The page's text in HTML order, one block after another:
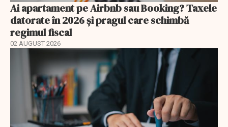
Ai apartament pe Airbnb sau Booking? Taxele
datorate în 2026 și pragul care schimbă
regimul fiscal
02 AUGUST 2026